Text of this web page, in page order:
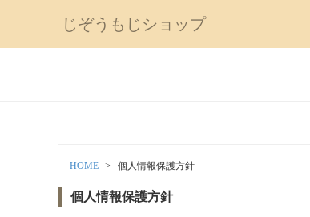
じぞうもじショップ
HOME 個人情報保護方針
個人情報保護方針